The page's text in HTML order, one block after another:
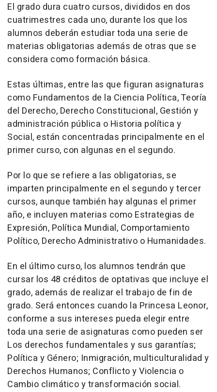
El grado dura cuatro cursos, divididos en dos
cuatrimestres cada uno, durante los que los
alumnos deberán estudiar toda una serie de
materias obligatorias además de otras que se
considera como formación básica.
Estas últimas, entre las que figuran asignaturas
como Fundamentos de la Ciencia Política, Teoría
del Derecho, Derecho Constitucional, Gestión y
administración pública o Historia política y
Social, están concentradas principalmente en el
primer curso, con algunas en el segundo.
Por lo que se refiere a las obligatorias, se
imparten principalmente en el segundo y tercer
cursos, aunque también hay algunas el primer
año, e incluyen materias como Estrategias de
Expresión, Política Mundial, Comportamiento
Político, Derecho Administrativo o Humanidades.
En el último curso, los alumnos tendrán que
cursar los 48 créditos de optativas que incluye el
grado, además de realizar el trabajo de fin de
grado. Será entonces cuando la Princesa Leonor,
conforme a sus intereses pueda elegir entre
toda una serie de asignaturas como pueden ser
Los derechos fundamentales y sus garantías;
Política y Género; Inmigración, multiculturalidad y
Derechos Humanos; Conflicto y Violencia o
Cambio climático y transformación social.